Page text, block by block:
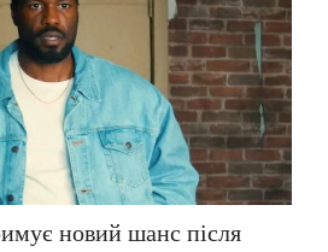
новий шанс після